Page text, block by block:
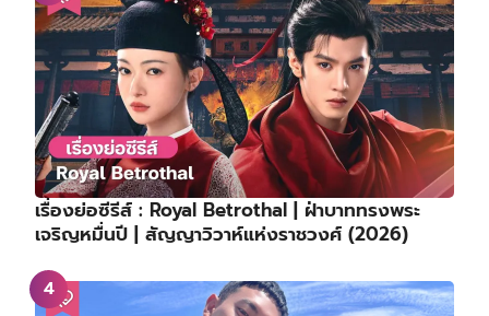
เรื่องย่อซีรีส์ : Royal Betrothal | ฝ่าบาททรงพระ
เจริญหมื่นปี | สัญญาวิวาห์แห่งราชวงศ์ (2026)